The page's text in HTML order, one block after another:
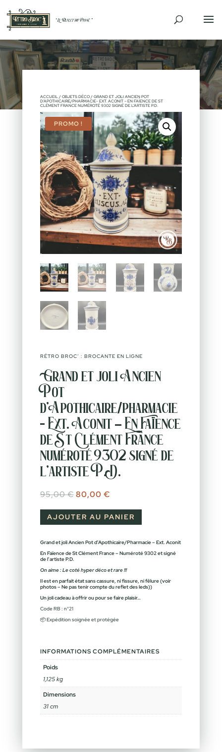
ACCUEIL/ OBJETS DÉCO/ GRAND ET JOLI ANCIEN POT
D’APOTHICAIRE/PHARMACIE- EXT. ACONIT – EN FAÏENCE DE ST
CLÉMENT FRANCE NUMÉROTÉ 9302 SIGNÉ DE L’ARTISTE P.D.
PROMO !
RÉTRO BROC’ : BROCANTE EN LIGNE
Grand et joli Ancien
Pot
d’Apothicaire/pharmacie
- Ext. Aconit – En Faïence
de St Clément France
numéroté 9302 signé de
l’artiste P.D.
95,00€ Le prix initial était : 95,00 €.
80,00 €
AJOUTER AU PANIER
Grand et joli Ancien Pot d’Apothicaire/Pharmacie – Ext. Aconit
En Faïence de St Clément France – Numéroté 9302 et signé
de l’artiste P.D.
On aime : Le coté hyper déco et rare !!!
Il est en parfait état sans cassure, ni fissure, ni fêlure (voir
photos – Ne pas tenir compte du reflet des leds))
Un joli cadeau à offrir ou pour se faire plaisir…
Code RB : n°21
📦 Expédition soignée et protégée
INFORMATIONS COMPLÉMENTAIRES
Poids
1,125 kg
Dimensions
31 cm